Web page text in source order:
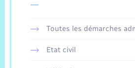
Toutes les démarches
Etat civil